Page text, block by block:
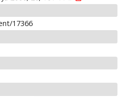
17366